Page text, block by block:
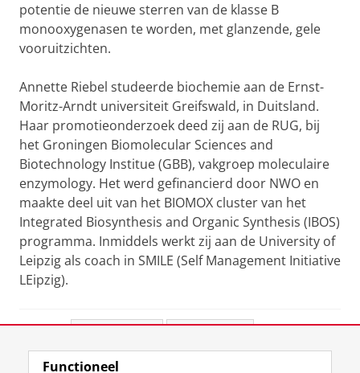
potentie de nieuwe sterren van de klasse B
monooxygenasen te worden, met glanzende, gele
vooruitzichten.
Annette Riebel studeerde biochemie aan de Ernst-
Moritz-Arndt universiteit Greifswald, in Duitsland.
Haar promotieonderzoek deed zij aan de RUG, bij
het Groningen Biomolecular Sciences and
Biotechnology Institue (GBB), vakgroep moleculaire
enzymology. Het werd gefinancierd door NWO en
maakte deel uit van het BIOMOX cluster van het
Integrated Biosynthesis and Organic Synthesis (IBOS)
programma. Inmiddels werkt zij aan de University of
Leipzig als coach in SMILE (Self Management Initiative
LEipzig).
View this page in:English
Functioneel